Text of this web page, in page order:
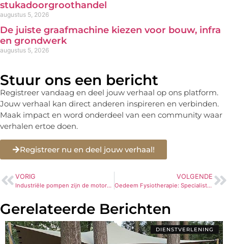
stukadoorgroothandel
augustus 5, 2026
De juiste graafmachine kiezen voor bouw, infra
en grondwerk
augustus 5, 2026
Stuur ons een bericht
Registreer vandaag en deel jouw verhaal op ons platform.
Jouw verhaal kan direct anderen inspireren en verbinden.
Maak impact en word onderdeel van een community waar
verhalen ertoe doen.
Registreer nu en deel jouw verhaal!
VORIG
Industriële pompen zijn de motoren achter elke industrie
VOLGENDE
Oedeem Fysiotherapie: Specialistische Zorg bij Vochtophoping
Gerelateerde Berichten
DIENSTVERLENING